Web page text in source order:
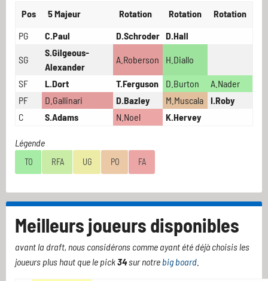
Pos
5 Majeur Rotation Rotation
Rotation
PG
C.Paul D.Schroder D.Hall
SG
S.Gilgeous-
Alexander
A.Roberson H.Diallo
SF L.Dort T.Ferguson D.Burton
A.Nader
PF
D.Gallinari D.Bazley M.Muscala
I.Roby
C
S.Adams N.Noel K.Hervey
Légende
TO RFA UG PO FA
Meilleurs joueurs disponibles
avant la draft, nous considérons comme ayant été déjà choisis les
joueurs plus haut que le pick34sur notre big board